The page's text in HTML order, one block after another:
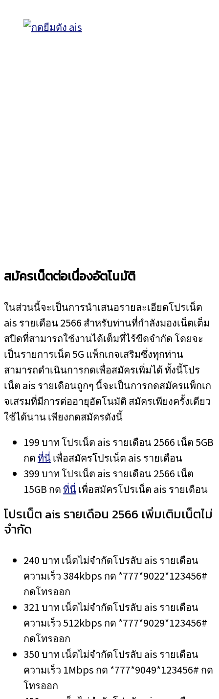
สมัครเน็ตต่อเนื่องอัตโนมัติ
ในส่วนนี้จะเป็นการนำเสนอรายละเอียดโปรเน็ต
ais รายเดือน 2566 สำหรับท่านที่กำลังมองเน็ตเต็ม
สปีดที่สามารถใช้งานได้เต็มที่ไร้ขีดจำกัด โดยจะ
เป็นรายการเน็ต 5G แพ็กเกจเสริมซึ่งทุกท่าน
สามารถดำเนินการกดเพื่อสมัครเพิ่มได้ ทั้งนี้โปร
เน็ต ais รายเดือนถูกๆ นี้จะเป็นการกดสมัครแพ็กเก
จเสรมที่มีการต่ออายุอัตโนมัติ สมัครเพียงครั้งเดียว
ใช้ได้นาน เพียงกดสมัครดังนี้
199 บาท โปรเน็ต ais รายเดือน 2566 เน็ต 5GB
กดที่นี่เพื่อสมัครโปรเน็ต ais รายเดือน
399 บาท โปรเน็ต ais รายเดือน 2566 เน็ต
15GB กดที่นี่เพื่อสมัครโปรเน็ต ais รายเดือน
โปรเน็ต ais รายเดือน 2566 เพิ่มเติมเน็ตไม่
จำกัด
240 บาท เน็ตไม่จำกัดโปรลับ ais รายเดือน
ความเร็ว 384kbps กด *777*9022*123456#
กดโทรออก
321 บาท เน็ตไม่จำกัดโปรลับ ais รายเดือน
ความเร็ว 512kbps กด *777*9029*123456#
กดโทรออก
350 บาท เน็ตไม่จำกัดโปรลับ ais รายเดือน
ความเร็ว 1Mbps กด *777*9049*123456# กด
โทรออก